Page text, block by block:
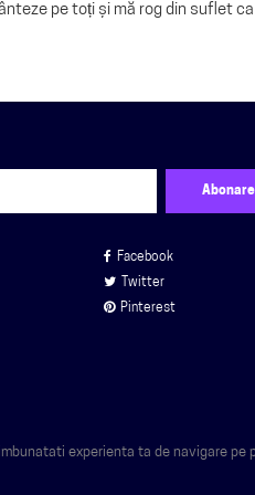
pe toți și mă rog din suflet
Facebook
Twitter
Pinterest
experienta ta de navigare